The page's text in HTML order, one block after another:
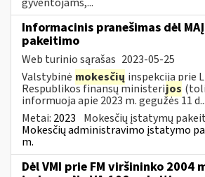
Informacinis pranešimas dėl MAĮ
pakeitimo
Web turinio sąrašas 2023-05-25
Valstybinė mokesčių inspekcija prie
Respublikos finansų ministerijos
informuoja apie 2023 m. gegužės 11
Metai: 2023 Mokesčių įstatymų
Mokesčių administravimo įstatymo
m.
Dėl VMI prie FM viršininko 2004